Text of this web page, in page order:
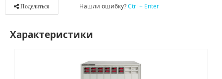
Поделиться Нашли ошибку?Ctrl + Enter
Характеристики